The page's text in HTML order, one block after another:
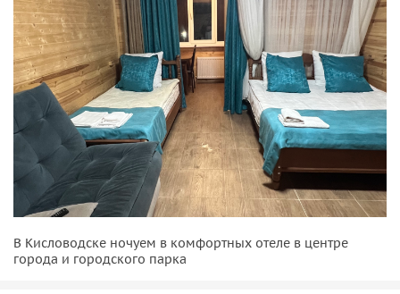
В Кисловодске ночуем в комфортных отеле в центре
города и городского парка